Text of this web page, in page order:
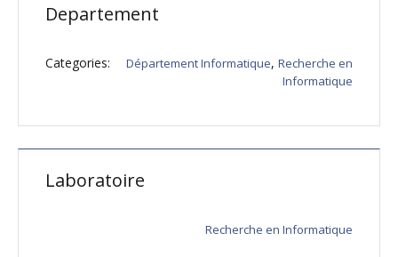
Departement
Categories: Département Informatique, Recherche en
Informatique
Laboratoire
Recherche en Informatique